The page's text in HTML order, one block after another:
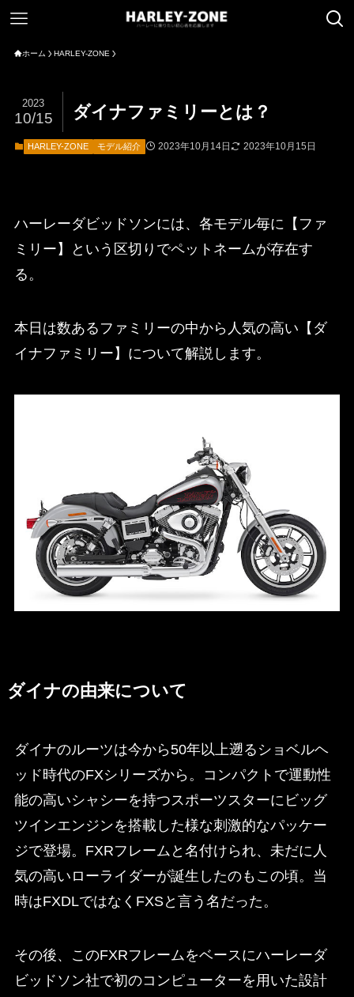
ホーム HARLEY-ZONE
ダイナファミリーとは？
2023
10/15
HARLEY-ZONE モデル紹介 2023年10月14日 2023年10月15日
ハーレーダビッドソンには、各モデル毎に【ファ
ミリー】という区切りでペットネームが存在す
る。
本日は数あるファミリーの中から人気の高い【ダ
イナファミリー】について解説します。
ダイナの由来について
ダイナのルーツは今から50年以上遡るショベルヘ
ッド時代のFXシリーズから。コンパクトで運動性
能の高いシャシーを持つスポーツスターにビッグ
ツインエンジンを搭載した様な刺激的なパッケー
ジで登場。FXRフレームと名付けられ、未だに人
気の高いローライダーが誕生したのもこの頃。当
時はFXDLではなくFXSと言う名だった。
その後、このFXRフレームをベースにハーレーダ
ビッドソン社で初のコンピューターを用いた設計